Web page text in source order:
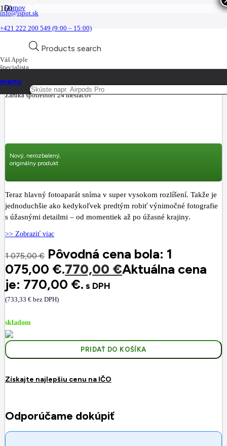
info@ispot.sk
+421 222 200 549 (9:00 – 15:00)
Váš Apple
špecialista
Products search
menu
Domov
iPhone
iPhone 15
Apple iPhone 15 256GB Black
Apple iPhone 15 256GB Black
Part no.:
Záruka spotrebiteľ 24 mesiacov
Nový, nerozbalený,
originálny produkt
Teraz hlavný fotoaparát sníma v super vysokom rozlíšení. Takže je
jednoduchšie ako kedykoľvek predtým robiť výnimočné fotografie
s úžasnými detailmi – od momentiek až po úžasné krajiny.
>> Zobraziť viac
1 075,00€ Pôvodná cena bola: 1
075,00 €.770,00 €Aktuálna cena
je: 770,00 €. s DPH
(733,33 € bez DPH)
skladom
PRIDAŤ DO KOŠÍKA
Získajte najlepšiu cenu na IČO
Odporúčame dokúpiť